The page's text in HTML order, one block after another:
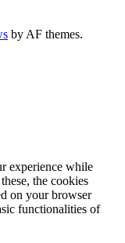
by AF themes.
experience while
the cookies
on your browser
functionalities of